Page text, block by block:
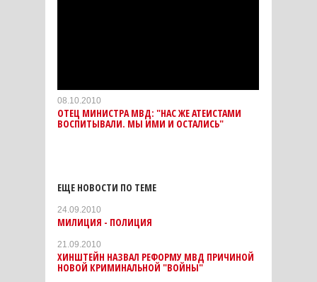
08.10.2010
ОТЕЦ МИНИСТРА МВД: "НАС ЖЕ АТЕИСТАМИ
ВОСПИТЫВАЛИ. МЫ ИМИ И ОСТАЛИСЬ"
ЕЩЕ НОВОСТИ ПО ТЕМЕ
24.09.2010
МИЛИЦИЯ - ПОЛИЦИЯ
21.09.2010
ХИНШТЕЙН НАЗВАЛ РЕФОРМУ МВД ПРИЧИНОЙ
НОВОЙ КРИМИНАЛЬНОЙ "ВОЙНЫ"